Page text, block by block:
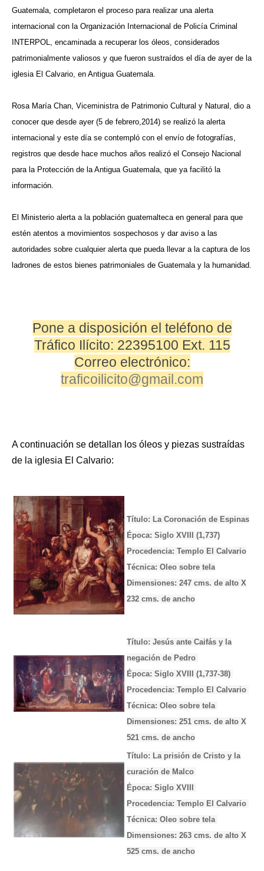
Guatemala, completaron el proceso para realizar una alerta
internacional con la Organización Internacional de Policía Criminal
INTERPOL, encaminada a recuperar los óleos, considerados
patrimonialmente valiosos y que fueron sustraídos el día de ayer de la
iglesia El Calvario, en Antigua Guatemala.
Rosa María Chan, Viceministra de Patrimonio Cultural y Natural, dio a
conocer que desde ayer (5 de febrero,2014) se realizó la alerta
internacional y este día se contempló con el envío de fotografías,
registros que desde hace muchos años realizó el Consejo Nacional
para la Protección de la Antigua Guatemala, que ya facilitó la
información.
El Ministerio alerta a la población guatemalteca en general para que
estén atentos a movimientos sospechosos y dar aviso a las
autoridades sobre cualquier alerta que pueda llevar a la captura de los
ladrones de estos bienes patrimoniales de Guatemala y la humanidad.
Pone a disposición el teléfono de
Tráfico Ilícito: 22395100 Ext. 115
Correo electrónico:
traficoilicito@gmail.com
A continuación se detallan los óleos y piezas sustraídas
de la iglesia El Calvario:
Título: La Coronación de Espinas
Época: Siglo XVIII (1,737)
Procedencia: Templo El Calvario
Técnica: Oleo sobre tela
Dimensiones: 247 cms. de alto X
232 cms. de ancho
Título: Jesús ante Caifás y la
negación de Pedro
Época: Siglo XVIII (1,737-38)
Procedencia: Templo El Calvario
Técnica: Oleo sobre tela
Dimensiones: 251 cms. de alto X
521 cms. de ancho
Título: La prisión de Cristo y la
curación de Malco
Época: Siglo XVIII
Procedencia: Templo El Calvario
Técnica: Oleo sobre tela
Dimensiones: 263 cms. de alto X
525 cms. de ancho